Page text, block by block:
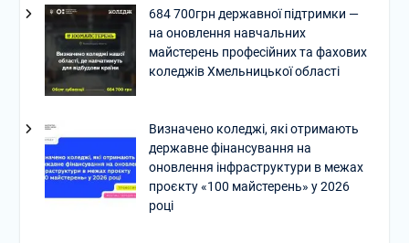
684 700грн державної підтримки —
на оновлення навчальних
майстерень професійних та фахових
коледжів Хмельницької області
Визначено коледжі, які отримають
державне фінансування на
оновлення інфраструктури в межах
проєкту «100 майстерень» у 2026
році